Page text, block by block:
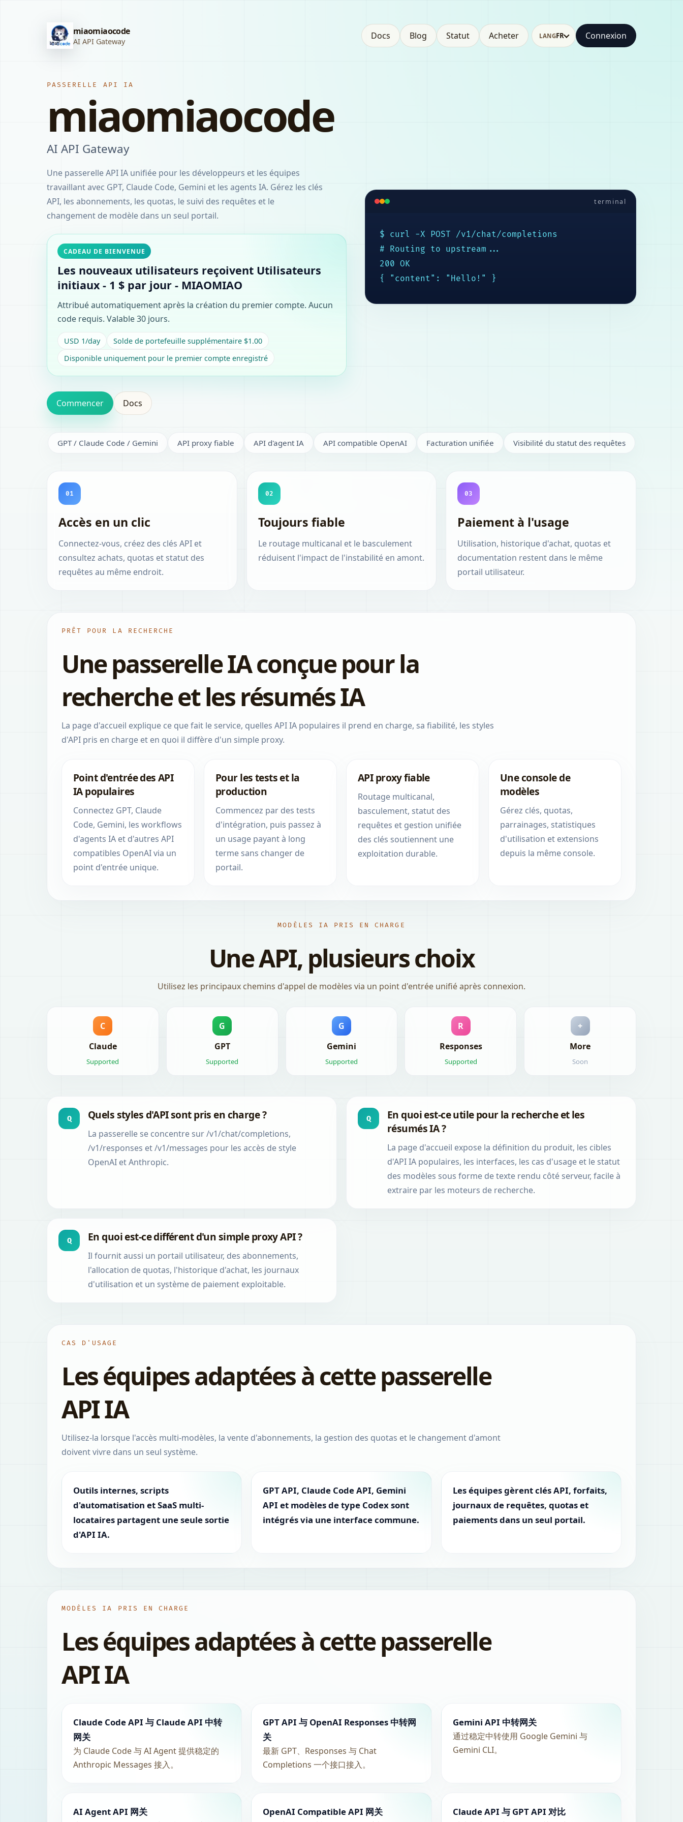
miaomiaocode
AI API Gateway Docs Blog Statut Acheter LANGFR Connexion
PASSERELLE API IA
miaomiaocode
AI API Gateway
Une passerelle API IA unifiée pour les développeurs et les équipes
travaillant avec GPT, Claude Code, Gemini et les agents IA. Gérez les clés
API, les abonnements, les quotas, le suivi des requêtes et le
changement de modèle dans un seul portail.
CADEAU DE BIENVENUE
Les nouveaux utilisateurs reçoivent Utilisateurs
initiaux - 1 $ par jour - MIAOMIAO
Attribué automatiquement après la création du premier compte. Aucun
code requis. Valable 30 jours.
USD 1/day
Solde de portefeuille supplémentaire $1.00
Disponible uniquement pour le premier compte enregistré
Commencer Docs
terminal
$ curl -X POST /v1/chat/completions
# Routing to upstream...
200 OK
{ "content": "Hello!" }
GPT / Claude Code / Gemini API proxy fiable API d'agent IA API compatible OpenAI Facturation unifiée Visibilité du statut des requêtes
01
Accès en un clic
Connectez-vous, créez des clés API et
consultez achats, quotas et statut des
requêtes au même endroit.
02
Toujours fiable
Le routage multicanal et le basculement
réduisent l'impact de l'instabilité en amont.
03
Paiement à l'usage
Utilisation, historique d'achat, quotas et
documentation restent dans le même
portail utilisateur.
PRÊT POUR LA RECHERCHE
Une passerelle IA conçue pour la
recherche et les résumés IA
La page d'accueil explique ce que fait le service, quelles API IA populaires il prend en charge, sa fiabilité, les styles
d'API pris en charge et en quoi il diffère d'un simple proxy.
Point d'entrée des API
IA populaires
Connectez GPT, Claude
Code, Gemini, les workflows
d'agents IA et d'autres API
compatibles OpenAI via un
point d'entrée unique.
Pour les tests et la
production
Commencez par des tests
d'intégration, puis passez à
un usage payant à long
terme sans changer de
portail.
API proxy fiable
Routage multicanal,
basculement, statut des
requêtes et gestion unifiée
des clés soutiennent une
exploitation durable.
Une console de
modèles
Gérez clés, quotas,
parrainages, statistiques
d'utilisation et extensions
depuis la même console.
MODÈLES IA PRIS EN CHARGE
Une API, plusieurs choix
Utilisez les principaux chemins d'appel de modèles via un point d'entrée unifié après connexion.
C
Claude
Supported
G
GPT
Supported
G
Gemini
Supported
R
Responses
Supported
+
More
Soon
Q Quels styles d'API sont pris en charge ?
La passerelle se concentre sur /v1/chat/completions,
/v1/responses et /v1/messages pour les accès de style
OpenAI et Anthropic.
Q
En quoi est-ce utile pour la recherche et les
résumés IA ?
La page d'accueil expose la définition du produit, les cibles
d'API IA populaires, les interfaces, les cas d'usage et le statut
des modèles sous forme de texte rendu côté serveur, facile à
extraire par les moteurs de recherche.
Q En quoi est-ce différent d'un simple proxy API ?
Il fournit aussi un portail utilisateur, des abonnements,
l'allocation de quotas, l'historique d'achat, les journaux
d'utilisation et un système de paiement exploitable.
CAS D'USAGE
Les équipes adaptées à cette passerelle
API IA
Utilisez-la lorsque l'accès multi-modèles, la vente d'abonnements, la gestion des quotas et le changement d'amont
doivent vivre dans un seul système.
Outils internes, scripts
d'automatisation et SaaS multi-
locataires partagent une seule sortie
d'API IA.
GPT API, Claude Code API, Gemini
API et modèles de type Codex sont
intégrés via une interface commune.
Les équipes gèrent clés API, forfaits,
journaux de requêtes, quotas et
paiements dans un seul portail.
MODÈLES IA PRIS EN CHARGE
Les équipes adaptées à cette passerelle
API IA
Claude Code API 与 Claude API 中转
网关
为 Claude Code 与 AI Agent 提供稳定的
Anthropic Messages 接入。
GPT API 与 OpenAI Responses 中转网
关
最新 GPT、Responses 与 Chat
Completions 一个接口接入。
Gemini API 中转网关
通过稳定中转使用 Google Gemini 与
Gemini CLI。
AI Agent API 网关 OpenAI Compatible API 网关 Claude API 与 GPT API 对比